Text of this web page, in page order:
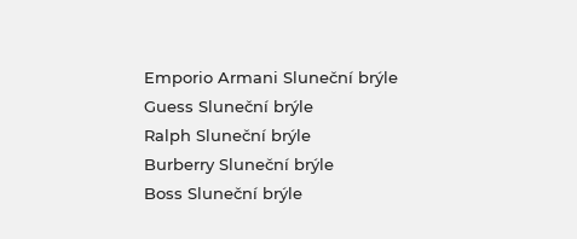
Emporio Armani Sluneční brýle
Guess Sluneční brýle
Ralph Sluneční brýle
Burberry Sluneční brýle
Boss Sluneční brýle